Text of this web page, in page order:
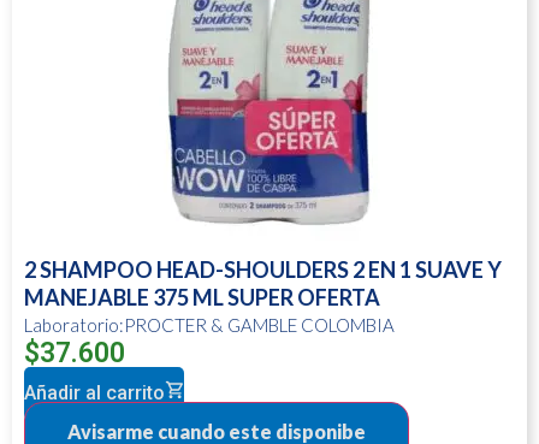
2 SHAMPOO HEAD-SHOULDERS 2 EN 1 SUAVE Y
MANEJABLE 375 ML SUPER OFERTA
Laboratorio:PROCTER & GAMBLE COLOMBIA
$37.600
Añadir al carrito